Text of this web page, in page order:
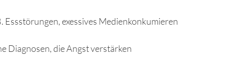
Essstörungen, exessives Medienkonkumieren
Diagnosen, die Angst verstärken